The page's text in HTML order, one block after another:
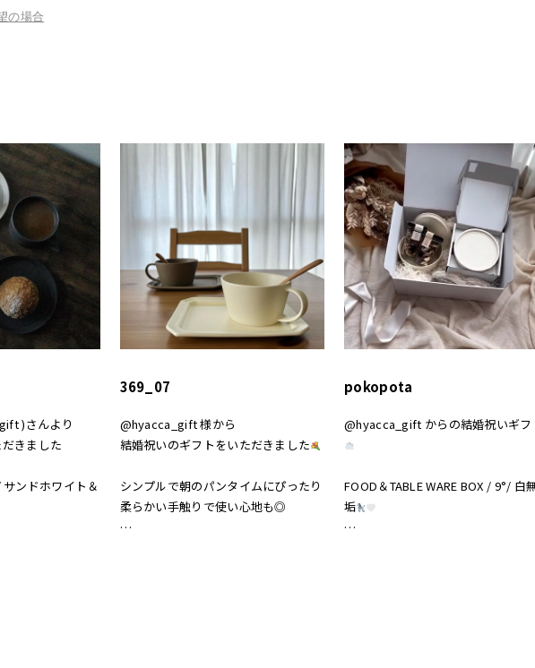
の場合
)さんより
きました
サンドホワイト＆
369_07
@hyacca_gift 様から
結婚祝いのギフトをいただきました
シンプルで朝のパンタイムにぴったり
柔らかい手触りで使い心地も◎
pokopota
@hyacca_gift からの結婚祝いギフ
FOOD＆TABLE WARE BOX / 9°/ 白
垢